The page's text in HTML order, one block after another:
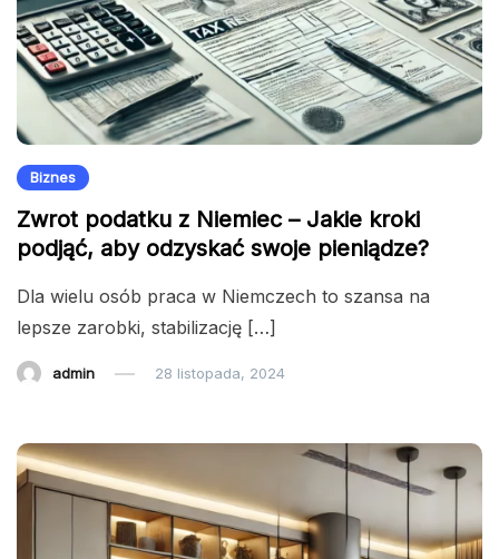
Biznes
Zwrot podatku z Niemiec – Jakie kroki
podjąć, aby odzyskać swoje pieniądze?
Dla wielu osób praca w Niemczech to szansa na
lepsze zarobki, stabilizację […]
admin 28 listopada, 2024